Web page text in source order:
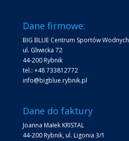
Dane firmowe:
BIG BLUE Centrum Sportów Wodnych
ul. Gliwicka 72
44-200 Rybnik
tel.: +48 733812772
info@bigblue.rybnik.pl
Dane do faktury
Joanna Małek KRISTAL
44-200 Rybnik, ul. Ligonia 3/1